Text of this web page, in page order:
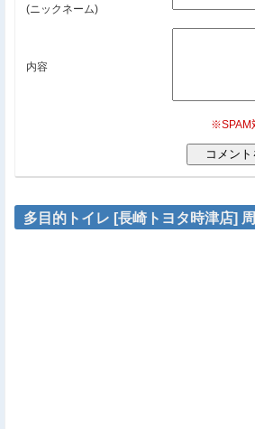
(ニックネーム)
内容
※SPAM
多目的トイレ [長崎トヨタ時津店]